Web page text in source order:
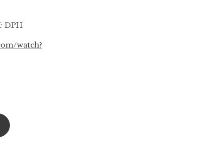
DPH
watch?